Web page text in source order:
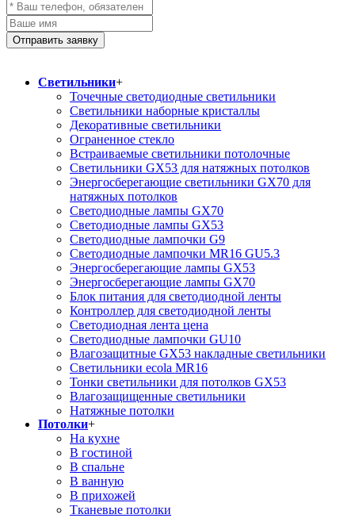
Отправить заявку
Светильники+
Точечные светодиодные светильники
Светильники наборные кристаллы
Декоративные светильники
Ограненное стекло
Встраиваемые светильники потолочные
Светильники GX53 для натяжных потолков
Энергосберегающие светильники GX70 для
натяжных потолков
Светодиодные лампы GX70
Светодиодные лампы GX53
Светодиодные лампочки G9
Светодиодные лампочки MR16 GU5.3
Энергосберегающие лампы GX53
Энергосберегающие лампы GX70
Блок питания для светодиодной ленты
Контроллер для светодиодной ленты
Светодиодная лента цена
Светодиодные лампочки GU10
Влагозащитные GX53 накладные светильники
Светильники ecola MR16
Тонки светильники для потолков GX53
Влагозащищенные светильники
Натяжные потолки
Потолки+
На кухне
В гостиной
В спальне
В ванную
В прихожей
Тканевые потолки